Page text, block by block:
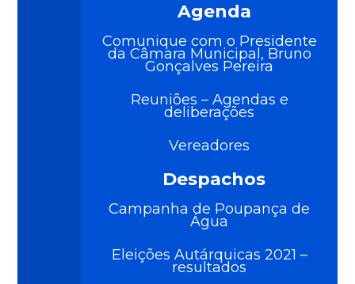
Agenda
Comunique com o Presidente
da Câmara Municipal, Bruno
Gonçalves Pereira
Reuniões – Agendas e
deliberações
Vereadores
Despachos
Campanha de Poupança de
Água
Eleições Autárquicas 2021 –
resultados